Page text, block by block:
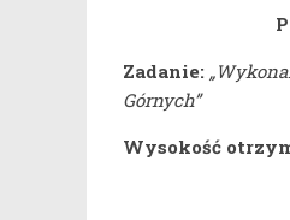
Zadanie:
Górnych”
Wysokość